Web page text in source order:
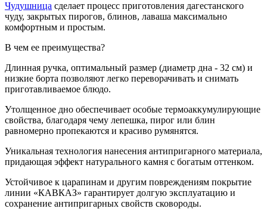
Чудушница сделает процесс приготовления дагестанского
чуду, закрытых пирогов, блинов, лаваша максимально
комфортным и простым.
В чем ее преимущества?
Длинная ручка, оптимальный размер (диаметр дна - 32 см) и
низкие борта позволяют легко переворачивать и снимать
приготавливаемое блюдо.
Утолщенное дно обеспечивает особые термоаккумулирующие
свойства, благодаря чему лепешка, пирог или блин
равномерно пропекаются и красиво румянятся.
Уникальная технология нанесения антипригарного материала,
придающая эффект натурального камня с богатым оттенком.
Устойчивое к царапинам и другим повреждениям покрытие
линии «КАВКАЗ» гарантирует долгую эксплуатацию и
сохранение антипригарных свойств сковороды.